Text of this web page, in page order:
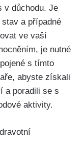
v důchodu. Je
a případné
ve vaší
je nutné
s tímto
abyste získali
a poradili se s
aktivity.